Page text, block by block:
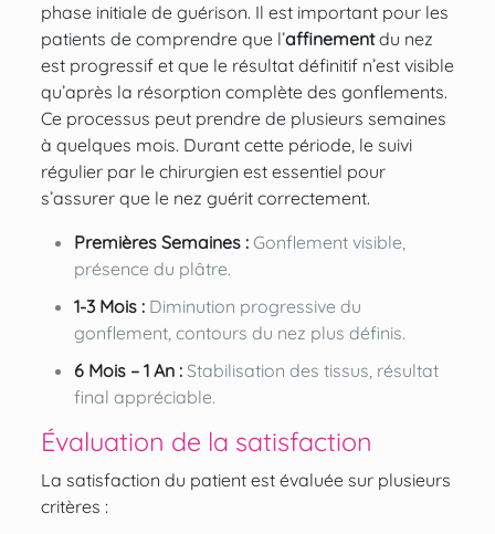
phase initiale de guérison. Il est important pour les
patients de comprendre que l’affinementdu nez
est progressif et que le résultat définitif n’est visible
qu’après la résorption complète des gonflements.
Ce processus peut prendre de plusieurs semaines
à quelques mois. Durant cette période, le suivi
régulier par le chirurgien est essentiel pour
s’assurer que le nez guérit correctement.
Premières Semaines :Gonflement visible,
présence du plâtre.
1-3 Mois :Diminution progressive du
gonflement, contours du nez plus définis.
6 Mois – 1 An :Stabilisation des tissus, résultat
final appréciable.
Évaluation de la satisfaction
La satisfaction du patient est évaluée sur plusieurs
critères :